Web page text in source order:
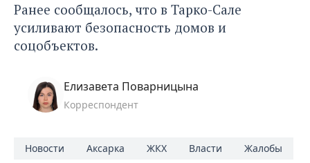
Ранее сообщалось, что в Тарко-Сале
усиливают безопасность домов и
соцобъектов.
Елизавета Поварницына
Корреспондент
Новости Аксарка ЖКХ Власти Жалобы